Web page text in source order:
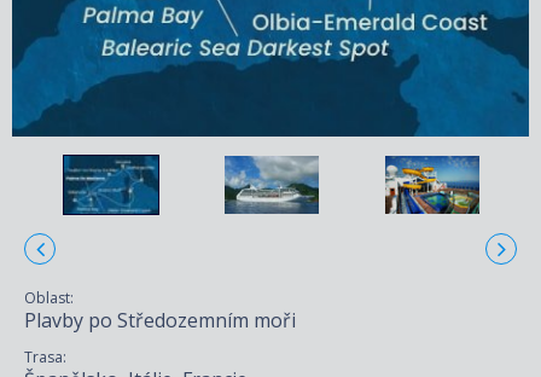
Oblast:
Plavby po Středozemním moři
Trasa: